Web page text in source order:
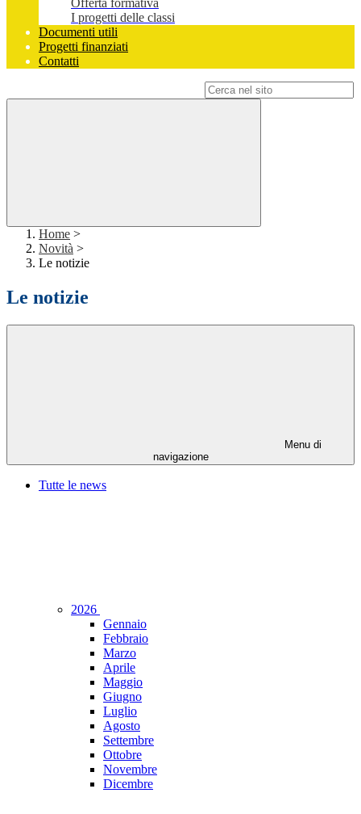
Offerta formativa
I progetti delle classi
Documenti utili
Progetti finanziati
Contatti
Home >
Novità >
Le notizie
Le notizie
Menu di
navigazione
Tutte le news
2026
Gennaio
Febbraio
Marzo
Aprile
Maggio
Giugno
Luglio
Agosto
Settembre
Ottobre
Novembre
Dicembre